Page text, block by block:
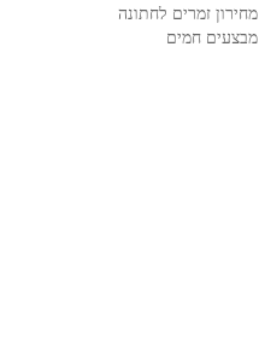
מחירון זמרים לחתונה
מבצעים חמים